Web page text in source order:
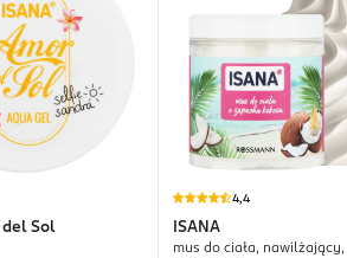
Sol
4,4
ISANA
mus do ciała, nawilżający,